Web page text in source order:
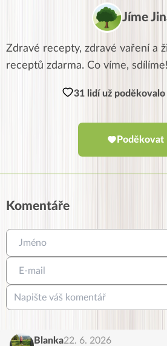
Jíme
Zdravé recepty, zdravé vaření a
receptů zdarma. Co víme,
31 lidí už poděkovalo
Poděkovat
Komentáře
Blanka22. 6. 2026